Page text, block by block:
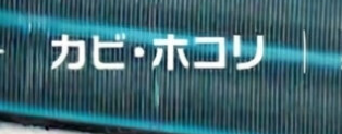
2019/08/23 横浜エアコン洗浄プロに頼